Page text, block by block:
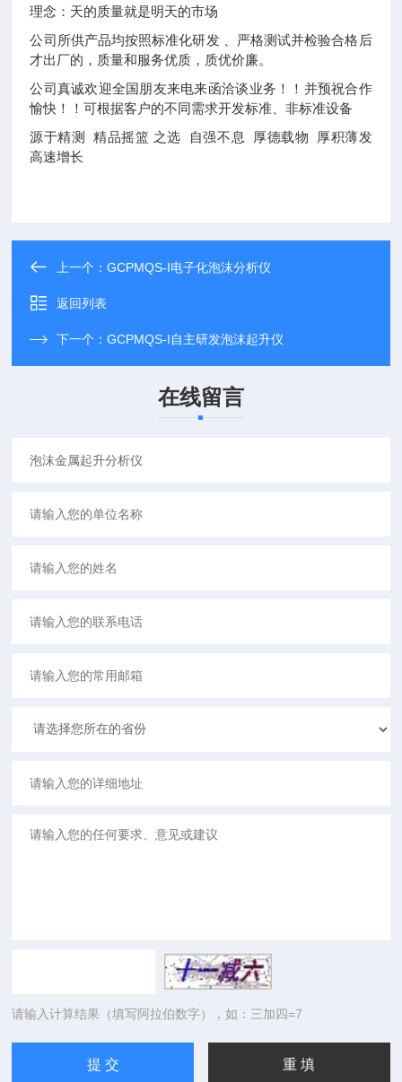
理念：天的质量就是明天的市场
公司所供产品均按照标准化研发 、严格测试并检验合格后
才出厂的，质量和服务优质，质优价廉。
公司真诚欢迎全国朋友来电来函洽谈业务！！并预祝合作
愉快！！可根据客户的不同需求开发标准、非标准设备
源于精测 精品摇篮 之选 自强不息 厚德载物 厚积薄发
高速增长
上一个：GCPMQS-I电子化泡沫分析仪
返回列表
下一个：GCPMQS-I自主研发泡沫起升仪
在线留言
请输入计算结果（填写阿拉伯数字），如：三加四=7